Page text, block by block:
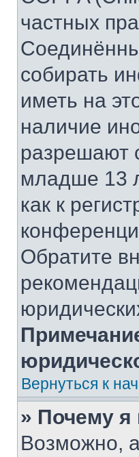
частных
собирать
иметь на
наличие
разрешают
младше 13
как к
Обратите
Вернуться к
» Почему я
Возможно,